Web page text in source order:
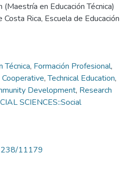
en Educación Técnica)
Rica, Escuela de Educación
Técnica, Formación Profesional,
Cooperative,Technical Education,
Development, Research
SCIENCES::Social
11179